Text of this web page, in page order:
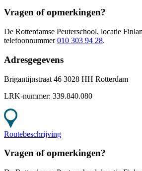
Vragen of opmerkingen?
De Rotterdamse Peuterschool, locatie
telefoonnummer 010 303 94 28.
Adresgegevens
Brigantijnstraat 46 3028 HH Rotterdam
LRK-nummer: 339.840.080
Routebeschrijving
Vragen of opmerkingen?